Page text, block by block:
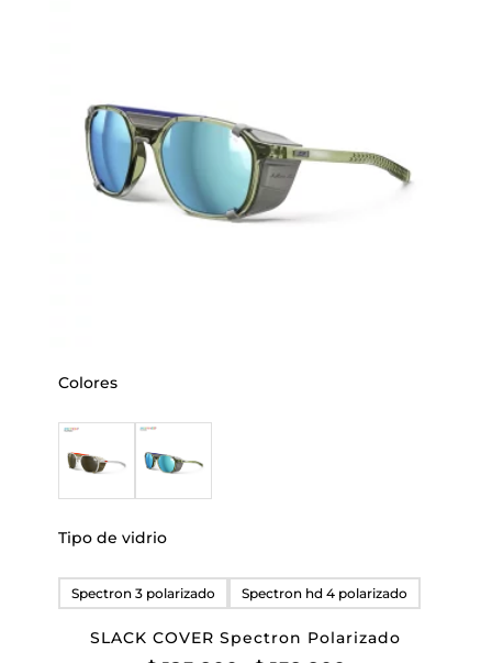
Colores
Tipo de vidrio
Spectron 3 polarizado Spectron hd 4 polarizado
SLACK COVER Spectron Polarizado